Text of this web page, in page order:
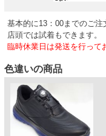
基本的に13：00までのご注
店頭では試着もできます。
臨時休業日は発送を行って
色違いの商品